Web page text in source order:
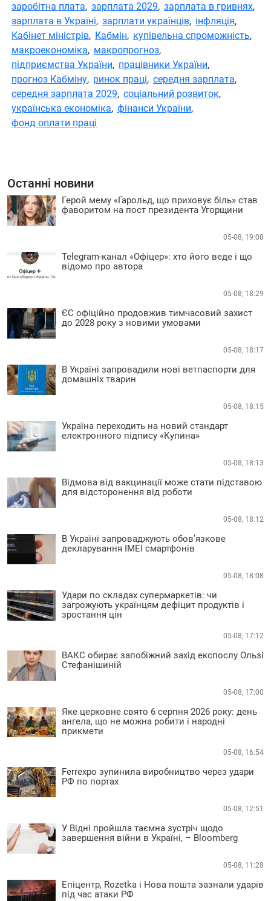
заробітна плата, зарплата 2029, зарплата в гривнях,
зарплата в Україні, зарплати українців, інфляція,
Кабінет міністрів, Кабмін, купівельна спроможність,
макроекономіка, макропрогноз,
підприємства України, працівники України,
прогноз Кабміну, ринок праці, середня зарплата,
середня зарплата 2029, соціальний розвиток,
українська економіка, фінанси України,
фонд оплати праці
Останні новини
Герой мему «Гарольд, що приховує біль» став
фаворитом на пост президента Угорщини
05-08, 19:08
Telegram-канал «Офіцер»: хто його веде і що
відомо про автора
05-08, 18:29
ЄС офіційно продовжив тимчасовий захист
до 2028 року з новими умовами
05-08, 18:17
В Україні запровадили нові ветпаспорти для
домашніх тварин
05-08, 18:15
Україна переходить на новий стандарт
електронного підпису «Купина»
05-08, 18:13
Відмова від вакцинації може стати підставою
для відсторонення від роботи
05-08, 18:12
В Україні запроваджують обов’язкове
декларування IMEI смартфонів
05-08, 18:08
Удари по складах супермаркетів: чи
загрожують українцям дефіцит продуктів і
зростання цін
05-08, 17:12
ВАКС обирає запобіжний захід експослу Ользі
Стефанішиній
05-08, 17:00
Яке церковне свято 6 серпня 2026 року: день
ангела, що не можна робити і народні
прикмети
05-08, 16:54
Ferrexpo зупинила виробництво через удари
РФ по портах
05-08, 12:51
У Відні пройшла таємна зустріч щодо
завершення війни в Україні, – Bloomberg
05-08, 11:28
Епіцентр, Rozetka і Нова пошта зазнали ударів
під час атаки РФ